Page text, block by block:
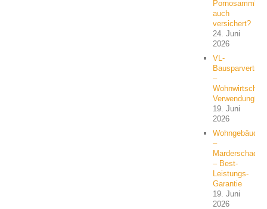
auch
versichert?
24. Juni
2026
VL-
Bausparvertrag
–
Verwendung?
19. Juni
2026
Wohngebäude
–
Marderschaden
– Best-
Leistungs-
Garantie
19. Juni
2026